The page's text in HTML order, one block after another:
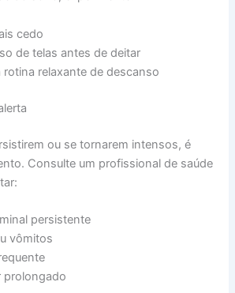
cedo
de telas antes de deitar
rotina relaxante de descanso
ou se tornarem intensos, é
Consulte um profissional de saúde
persistente
vômitos
prolongado